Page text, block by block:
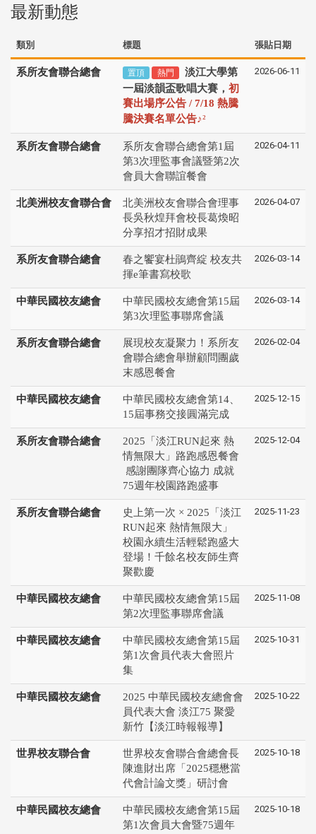
最新動態
類別 標題 張貼日期
系所友會聯合總會 置頂 熱門
淡江大學第
一屆淡韻盃歌唱大賽， 初
賽出場序公告 / 7/18 熱騰
騰決賽名單公告♪²
2026-06-11
系所友會聯合總會
系所友會聯合總會第1屆
第3次理監事會議暨第2次
會員大會聯誼餐會
2026-04-11
北美洲校友會聯合會
北美洲校友會聯合會理事
長吳秋煌拜會校長葛煥昭
分享招才招財成果
2026-04-07
系所友會聯合總會
春之饗宴杜鵑齊綻 校友共
揮e筆書寫校歌
2026-03-14
中華民國校友總會
中華民國校友總會第15屆
第3次理監事聯席會議
2026-03-14
系所友會聯合總會
展現校友凝聚力！系所友
會聯合總會舉辦顧問團歲
末感恩餐會
2026-02-04
中華民國校友總會
中華民國校友總會第14、
15屆事務交接圓滿完成
2025-12-15
系所友會聯合總會
2025「淡江RUN起來 熱
情無限大」路跑感恩餐會
感謝團隊齊心協力 成就
75週年校園路跑盛事
2025-12-04
系所友會聯合總會
史上第一次 × 2025「淡江
RUN起來 熱情無限大」
校園永續生活輕鬆跑盛大
登場！千餘名校友師生齊
聚歡慶
2025-11-23
中華民國校友總會
中華民國校友總會第15屆
第2次理監事聯席會議
2025-11-08
中華民國校友總會
中華民國校友總會第15屆
第1次會員代表大會照片
集
2025-10-31
中華民國校友總會
2025 中華民國校友總會會
員代表大會 淡江75 聚愛
新竹【淡江時報報導】
2025-10-22
世界校友聯合會
世界校友會聯合會總會長
陳進財出席「2025穩懋當
代會計論文獎」研討會
2025-10-18
中華民國校友總會
中華民國校友總會第15屆
第1次會員大會暨75週年
2025-10-18